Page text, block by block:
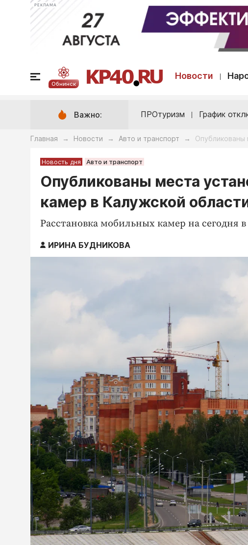
РЕКЛАМА
Обнинск
Новости
Важно: ПРОтуризм График
Главная → Новости → Авто и транспорт → Опубликованы
Новость дня Авто и транспорт
Опубликованы места
камер в Калужской
Расстановка мобильных камер на сегодня
ИРИНА БУДНИКОВА